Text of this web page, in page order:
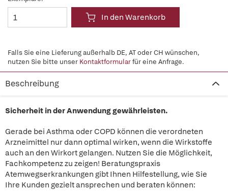
In den Warenkorb
Falls Sie eine Lieferung außerhalb DE, AT oder CH wünschen,
nutzen Sie bitte unser Kontaktformularfür eine Anfrage.
Beschreibung
Sicherheit in der Anwendung gewährleisten.
Gerade bei Asthma oder COPD können die verordneten
Arzneimittel nur dann optimal wirken, wenn die Wirkstoffe
auch an den Wirkort gelangen. Nutzen Sie die Möglichkeit,
Fachkompetenz zu zeigen! Beratungspraxis
Atemwegserkrankungen gibt Ihnen Hilfestellung, wie Sie
Ihre Kunden gezielt ansprechen und beraten können: